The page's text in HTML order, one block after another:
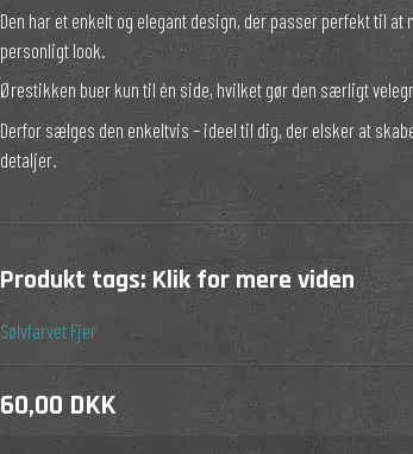
Den har et enkelt og elegant design, der passer perfekt til
personligt look.
Ørestikken buer kun til én side, hvilket gør den særligt
Derfor sælges den enkeltvis – ideel til dig, der elsker at
detaljer.
Produkt tags:Klik for mere viden
Sølvfarvet Fjer
60,00 DKK